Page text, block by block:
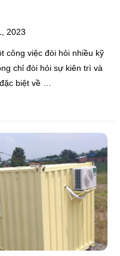
2023
công việc đòi hỏi nhiều kỹ
chỉ đòi hỏi sự kiên trì và
biệt về …